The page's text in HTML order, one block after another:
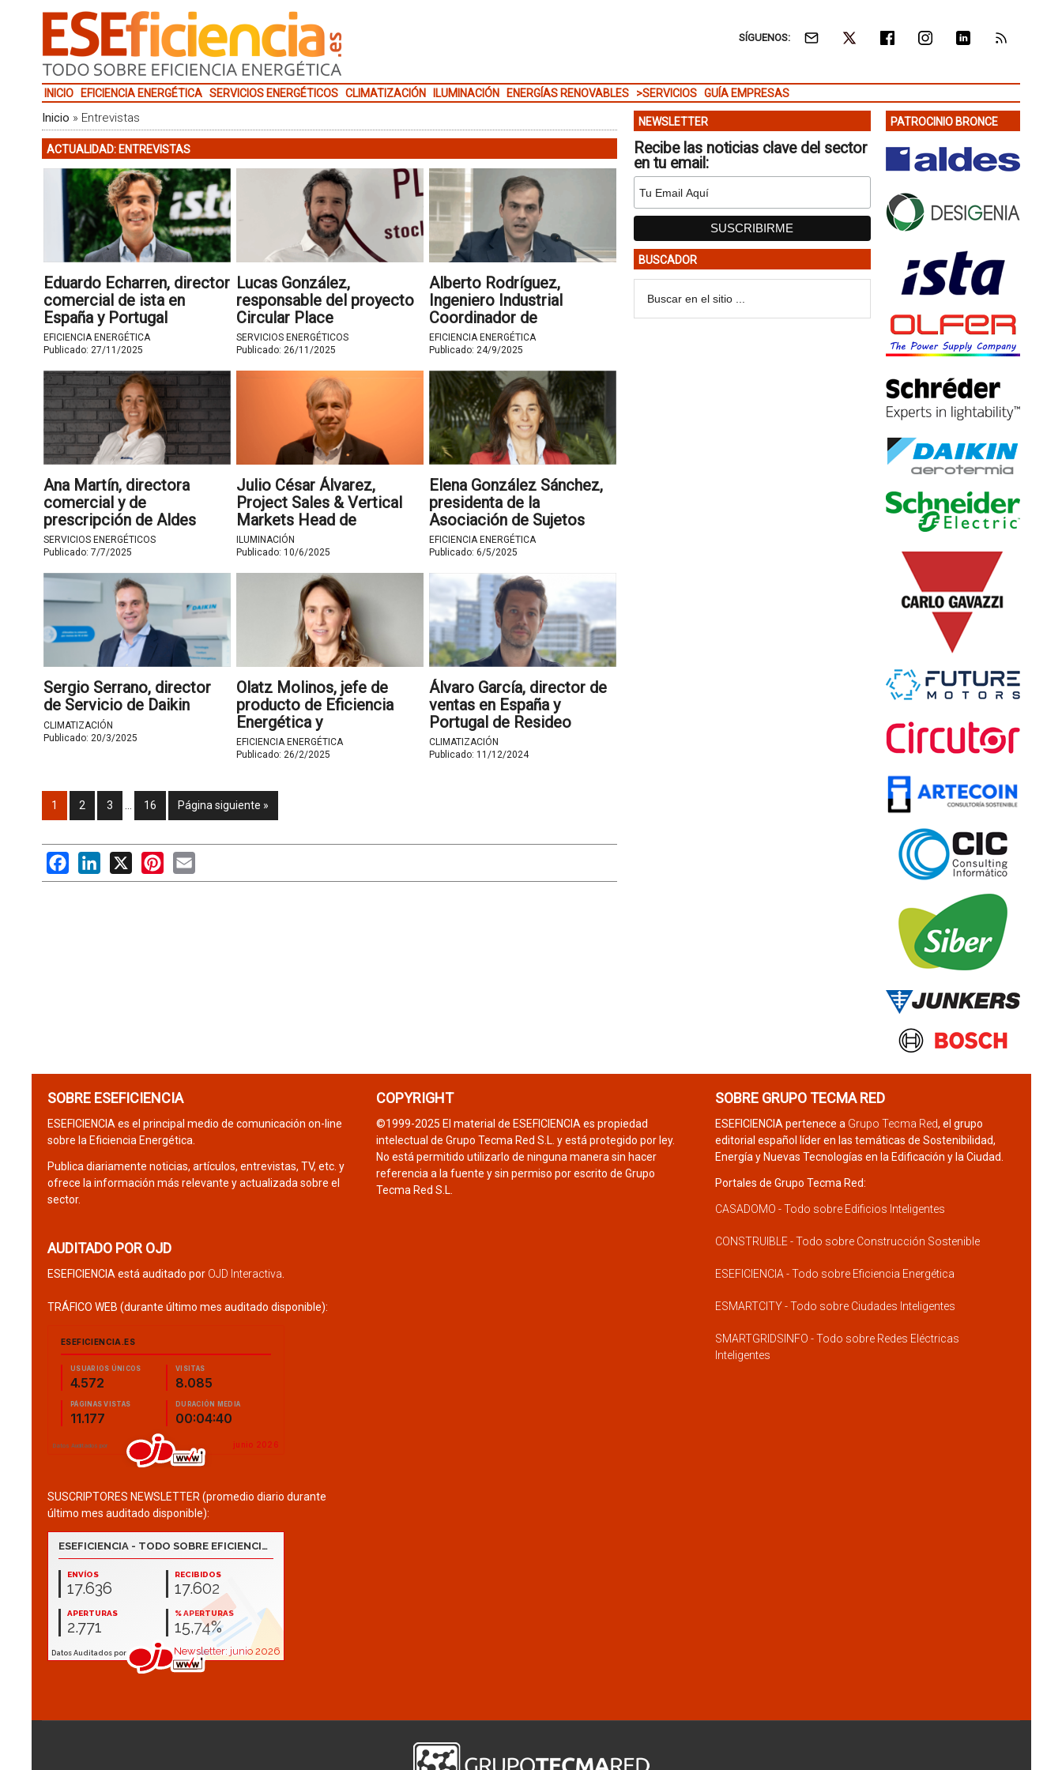
SÍGUENOS:
INICIO EFICIENCIA ENERGÉTICA SERVICIOS ENERGÉTICOS CLIMATIZACIÓN ILUMINACIÓN ENERGÍAS RENOVABLES >SERVICIOS GUÍA EMPRESAS
Inicio » Entrevistas
ACTUALIDAD: ENTREVISTAS
Eduardo Echarren, director
comercial de ista en
España y Portugal
EFICIENCIA ENERGÉTICA
Publicado: 27/11/2025
Lucas González,
responsable del proyecto
Circular Place
SERVICIOS ENERGÉTICOS
Publicado: 26/11/2025
Alberto Rodríguez,
Ingeniero Industrial
Coordinador de
Prescripción Iberia de
Siber
EFICIENCIA ENERGÉTICA
Publicado: 24/9/2025
Ana Martín, directora
comercial y de
prescripción de Aldes
SERVICIOS ENERGÉTICOS
Publicado: 7/7/2025
Julio César Álvarez,
Project Sales & Vertical
Markets Head de
LEDVANCE España
ILUMINACIÓN
Publicado: 10/6/2025
Elena González Sánchez,
presidenta de la
Asociación de Sujetos
Delegados para los
Certificados de Ahorro
Energético (ASDAE)
EFICIENCIA ENERGÉTICA
Publicado:6/5/2025
Sergio Serrano, director
de Servicio de Daikin
CLIMATIZACIÓN
Publicado: 20/3/2025
Olatz Molinos, jefe de
producto de Eficiencia
Energética y
Automatización de
Edificios de Carlo Gavazzi
EFICIENCIA ENERGÉTICA
Publicado: 26/2/2025
Álvaro García, director de
ventas en España y
Portugal de Resideo
CLIMATIZACIÓN
Publicado: 11/12/2024
1 2 3 16 Página siguiente »
FacebookLinkedIn
X PinterestEmail
NEWSLETTER
Recibe las noticias clave del sector
en tu email:
BUSCADOR
PATROCINIO BRONCE
SOBRE ESEFICIENCIA
ESEFICIENCIA es el principal medio de comunicación on-line
sobre la Eficiencia Energética.
Publica diariamente noticias, artículos, entrevistas, TV, etc. y
ofrece la información más relevante y actualizada sobre el
sector.
AUDITADO POR OJD
ESEFICIENCIA está auditado por OJD Interactiva
TRÁFICO WEB (durante último mes auditado disponible):
SUSCRIPTORES NEWSLETTER (promedio diario durante
último mes auditado disponible):
COPYRIGHT
©1999-2025 El material de ESEFICIENCIA es propiedad
intelectual de Grupo Tecma Red S.L. y está protegido por ley.
No está permitido utilizarlo de ninguna manera sin hacer
referencia a la fuente y sin permiso por escrito de Grupo
Tecma Red S.L.
SOBRE GRUPO TECMA RED
ESEFICIENCIA pertenece a Grupo Tecma Red, el grupo
editorial español líder en las temáticas de Sostenibilidad,
Energía y Nuevas Tecnologías en la Edificación y la Ciudad.
Portales de Grupo Tecma Red:
CASADOMO - Todo sobre Edificios Inteligentes
CONSTRUIBLE - Todo sobre Construcción Sostenible
ESEFICIENCIA - Todo sobre Eficiencia Energética
ESMARTCITY - Todo sobre Ciudades Inteligentes
SMARTGRIDSINFO - Todo sobre Redes Eléctricas
Inteligentes